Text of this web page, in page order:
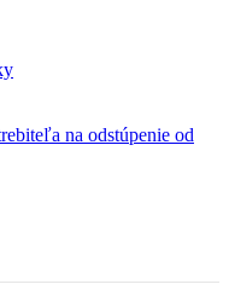
na odstúpenie od